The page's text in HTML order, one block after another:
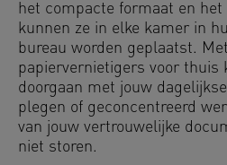
het compacte formaat en
kunnen ze in elke kamer in
bureau worden geplaatst.
papiervernietigers voor thuis
doorgaan met jouw
plegen of geconcentreerd
van jouw vertrouwelijke
niet storen.